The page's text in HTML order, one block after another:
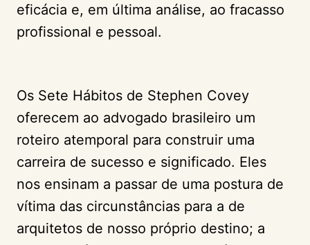
eficácia e, em última análise, ao fracasso
profissional e pessoal.
Os Sete Hábitos de Stephen Covey
oferecem ao advogado brasileiro um
roteiro atemporal para construir uma
carreira de sucesso e significado. Eles
nos ensinam a passar de uma postura de
vítima das circunstâncias para a de
arquitetos de nosso próprio destino; a